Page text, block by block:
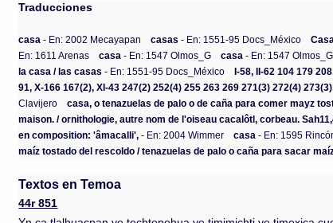
Traducciones
casa - En: 2002 Mecayapan casas - En: 1551-95 Docs_México
En: 1611 Arenas
casa - En: 1547 Olmos_G casa - En: 1547 Olmos_G
la casa / las casas - En: 1551-95 Docs_México
I-58, II-62 104 179
91, X-166 167(2), XI-43 247(2) 252(4) 255 263 269 271(3) 272(4)
Clavijero
casa, o tenazuelas de palo o de caña para comer mayz
maison. / ornithologie, autre nom de l'oiseau cacalôtl, corbeau.
en composition: 'âmacalli', - En: 2004 Wimmer casa - En: 1595
maíz tostado del rescoldo / tenazuelas de palo o caña para sacar
Textos en Temoa
44r 851